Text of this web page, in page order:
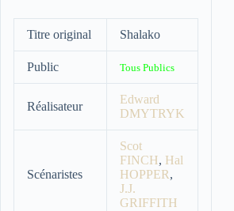
Titre original Shalako
Public Tous Publics
Réalisateur
Edward
DMYTRYK
Scénaristes
Scot
FINCH, Hal
HOPPER,
J.J.
GRIFFITH